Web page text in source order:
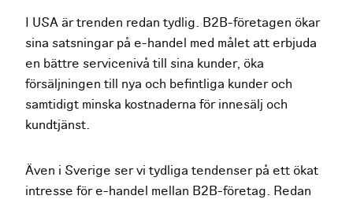
I USA är trenden redan tydlig. B2B-företagen ökar
sina satsningar på e-handel med målet att erbjuda
en bättre servicenivå till sina kunder, öka
försäljningen till nya och befintliga kunder och
samtidigt minska kostnaderna för innesälj och
kundtjänst.
Även i Sverige ser vi tydliga tendenser på ett ökat
intresse för e-handel mellan B2B-företag. Redan